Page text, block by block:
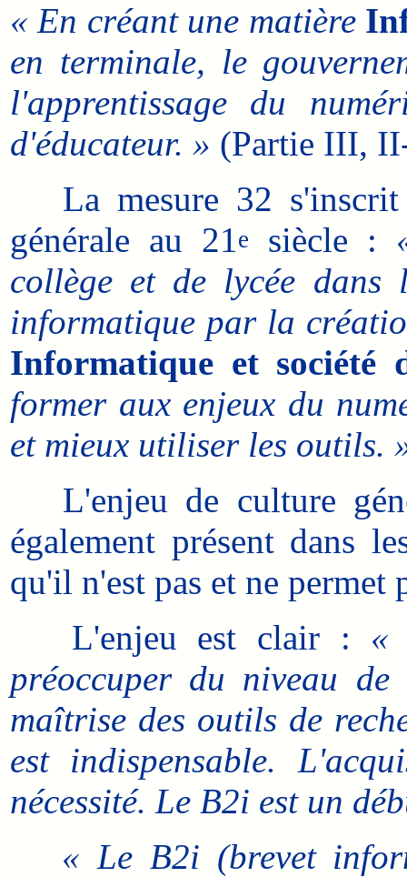
« En créant une matière
en terminale, le
l'apprentissage du
d'éducateur. » (Partie III,
La mesure 32 s'inscrit
générale au 21e siècle :
collège et de lycée dans
informatique par la
Informatique et société
former aux enjeux du
et mieux utiliser les outils.
L'enjeu de culture
également présent dans
qu'il n'est pas et ne
L'enjeu est clair : «
préoccuper du niveau
maîtrise des outils de
est indispensable.
nécessité. Le B2i est un
« Le B2i (brevet